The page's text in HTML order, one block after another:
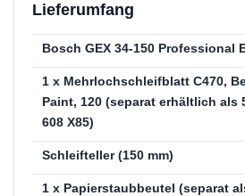
Lieferumfang
Bosch GEX 34-150 Professional
1 x Mehrlochschleifblatt C470,
Paint, 120 (separat erhältlich als
608 X85)
Schleifteller (150 mm)
1 x Papierstaubbeutel (separat